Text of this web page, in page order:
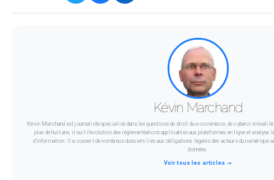
Kévin Marchand
Kévin Marchand est journaliste spécialisé dans les questions de droit du e-commerce, de
plus de huit ans, il suit l’évolution des réglementations applicables aux plateformes en ligne et analyse
d’information. Il a couvert de nombreux dossiers liés aux obligations légales des acteurs du numérique
données.
Voir tous les articles →